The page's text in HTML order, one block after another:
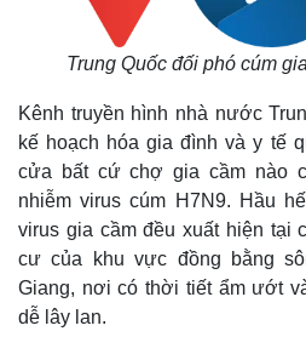
Trung Quốc đối phó cúm
Kênh truyền hình nhà nước
kế hoạch hóa gia đình và y tế
cửa bất cứ chợ gia cầm nào
nhiễm virus cúm H7N9. Hầu
virus gia cầm đều xuất hiện tại
cư của khu vực đồng bằng
Giang, nơi có thời tiết ẩm ướt
dễ lây lan.